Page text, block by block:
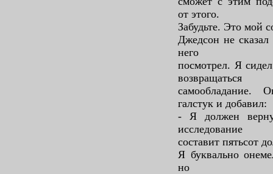
от этого.
Забудьте. Это мой
Джедсон не
него
посмотрел. Я
возвращаться
самообладание.
галстук и добавил:
- Я должен
исследование
составит пятьсот
Я буквально
но